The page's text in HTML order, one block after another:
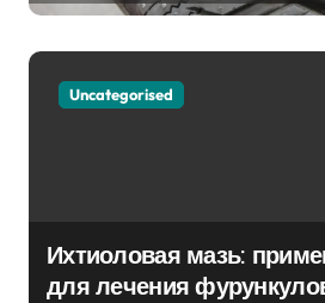
Uncategorised
Ихтиоловая мазь:
для лечения